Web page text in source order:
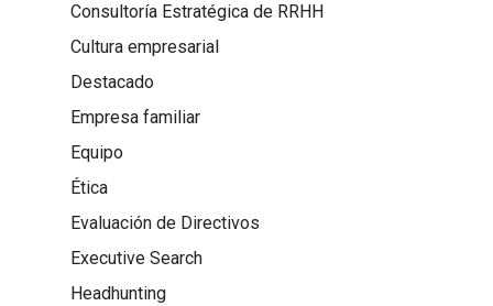
Consultoría Estratégica de RRHH
Cultura empresarial
Destacado
Empresa familiar
Equipo
Ética
Evaluación de Directivos
Executive Search
Headhunting